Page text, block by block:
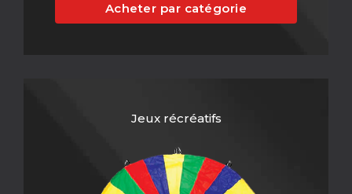
Acheter par catégorie
Jeux récréatifs